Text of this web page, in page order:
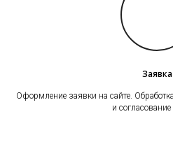
Заявка
Оформление заявки на сайте.
и согласование